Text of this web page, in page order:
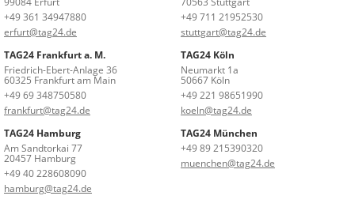
+49 361 34947880
erfurt@tag24.de
+49 711 21952530
stuttgart@tag24.de
TAG24 Frankfurt a. M.
Friedrich-Ebert-Anlage 36
60325 Frankfurt am Main
+49 69 348750580
frankfurt@tag24.de
TAG24 Köln
Neumarkt 1a
50667 Köln
+49 221 98651990
koeln@tag24.de
TAG24 Hamburg
Am Sandtorkai 77
20457 Hamburg
+49 40 228608090
hamburg@tag24.de
TAG24 München
+49 89 215390320
muenchen@tag24.de